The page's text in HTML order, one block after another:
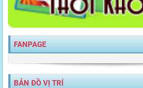
FANPAGE
BẢN ĐỒ VỊ TRÍ